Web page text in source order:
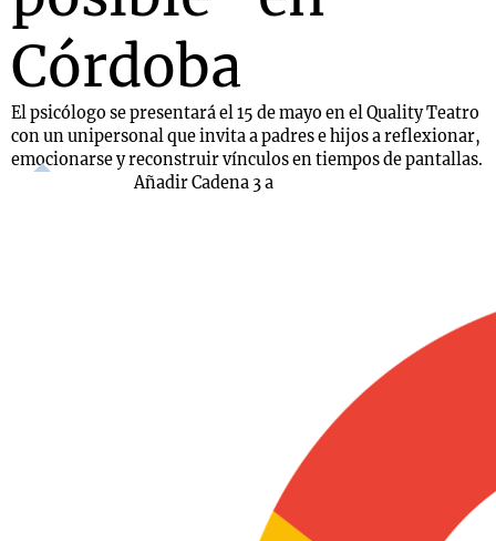
Córdoba
El psicólogo se presentará el 15 de mayo en el Quality Teatro
con un unipersonal que invita a padres e hijos a reflexionar,
emocionarse y reconstruir vínculos en tiempos de pantallas.
Añadir Cadena 3 a
Notas
La Sole en